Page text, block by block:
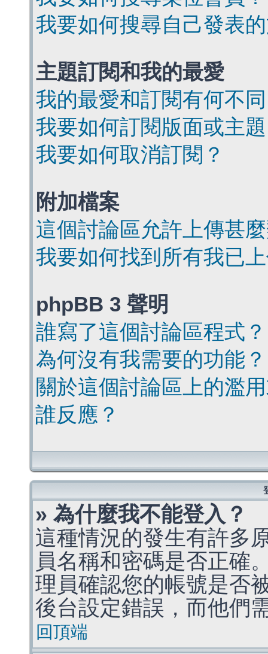
我要如何搜尋自己發表
主題訂閱和我的最愛
我的最愛和訂閱有何不
我要如何訂閱版面或主
我要如何取消訂閱？
附加檔案
這個討論區允許上傳甚
我要如何找到所有我已
phpBB 3 聲明
誰寫了這個討論區程式？
為何沒有我需要的功能？
關於這個討論區上的濫
誰反應？
» 為什麼我不能登入？
這種情況的發生有許多
員名稱和密碼是否正確
理員確認您的帳號是否
後台設定錯誤，而他們
回頂端